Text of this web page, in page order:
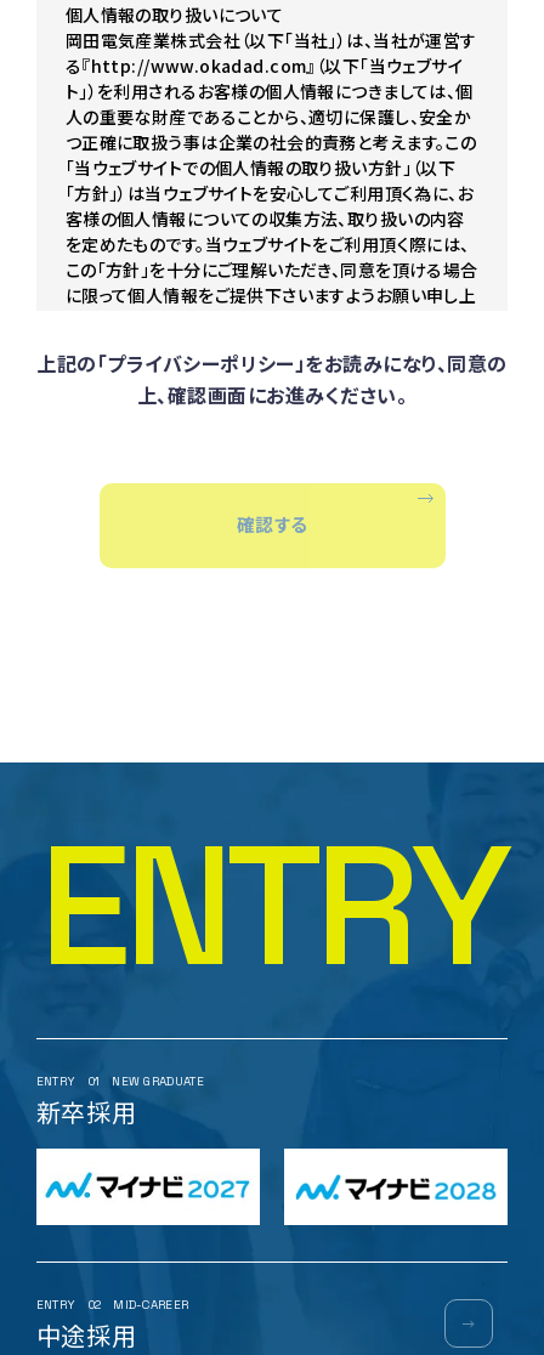
個人情報の取り扱いについて
岡田電気産業株式会社（以下｢当社｣）は、当社が運営す
る『http://www.okadad.com』（以下｢当ウェブサイ
ト｣）を利用されるお客様の個人情報につきましては、個
人の重要な財産であることから、適切に保護し、安全か
つ正確に取扱う事は企業の社会的責務と考えます。この
「当ウェブサイトでの個人情報の取り扱い方針」（以下
「方針」）は当ウェブサイトを安心してご利用頂く為に、お
客様の個人情報についての収集方法、取り扱いの内容
を定めたものです。当ウェブサイトをご利用頂く際には、
この「方針」を十分にご理解いただき、同意を頂ける場合
に限って個人情報をご提供下さいますようお願い申し上
個人情報の取得及び利用目的
お客様が、当ウェブサイトにアクセスされる場合、お客様
す。 また、ご提供頂いた個人情報は、原則として、お客様
の同意なく明示した利用目的以外に扱う事は致しませ
は、個人情報保護関連法令及び規範を遵守致します。
下記の個人情報保護方針は、当社のお取引先様、当社
の社員、及びそれ以外で当社に関係するすべての方々
から当社が収集し利用する個人情報を対象として、当社
上記の「プライバシーポリシー」をお読みになり、同意の
上、確認画面にお進みください。
確認する
ENTRY
ENTRY 01 NEW GRADUATE
新卒採用
ENTRY 02 MID-CAREER
中途採用